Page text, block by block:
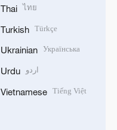
Thai ไทย
Turkish Türkçe
Ukrainian Українська
Urdu اردو
Vietnamese Tiếng Việt